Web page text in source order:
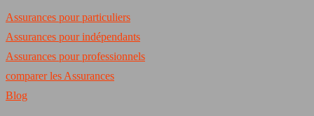
Assurances pour particuliers
Assurances pour indépendants
Assurances pour professionnels
comparer les Assurances
Blog